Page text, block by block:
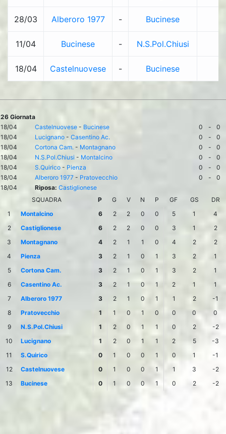
28/03 Alberoro 1977 - Bucinese
11/04 Bucinese - N.S.Pol.Chiusi
18/04 Castelnuovese - Bucinese
26 Giornata
18/04
Castelnuovese - Bucinese 0 -
0
18/04
Lucignano - Casentino Ac. 0 -
0
18/04
Cortona Cam. - Montagnano 0 -
0
18/04
N.S.Pol.Chiusi - Montalcino 0 -
0
18/04
S.Quirico - Pienza 0 -
0
18/04
Alberoro 1977 - Pratovecchio 0 -
0
18/04
Riposa: Castiglionese
SQUADRA
P G V N P GF GS
DR
1
Montalcino 6 2 2 0 0 5 1
4
2
Castiglionese 6 2 2 0 0 3 1
2
3
Montagnano 4 2 1 1 0 4 2
2
4
Pienza 3 2 1 0 1 3 2
1
5
Cortona Cam. 3 2 1 0 1 3 2
1
6
Casentino Ac. 3 2 1 0 1 2 1
1
7
Alberoro 1977 3 2 1 0 1 1 2
-1
8
Pratovecchio 1 1 0 1 0 0 0
0
9
N.S.Pol.Chiusi 1 2 0 1 1 0 2
-2
10
Lucignano 1 2 0 1 1 2 5
-3
11
S.Quirico 0 1 0 0 1 0 1
-1
12
Castelnuovese 0 1 0 0 1 1 3
-2
13
Bucinese 0 1 0 0 1 0 2 -2